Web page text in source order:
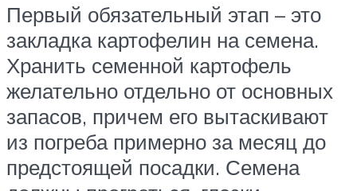
Первый обязательный этап – это
закладка картофелин на семена.
Хранить семенной картофель
желательно отдельно от основных
запасов, причем его вытаскивают
из погреба примерно за месяц до
предстоящей посадки. Семена